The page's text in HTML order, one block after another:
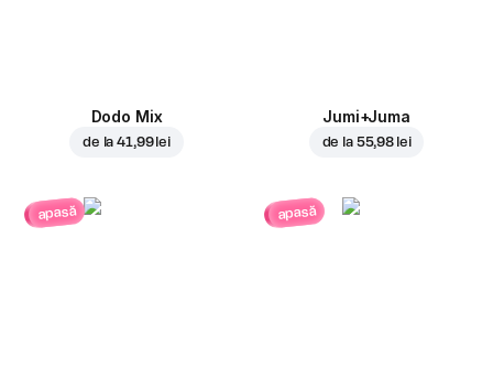
Dodo Mix
de la41,99 lei
Jumi+Juma
de la 55,98 lei
apasă apasă